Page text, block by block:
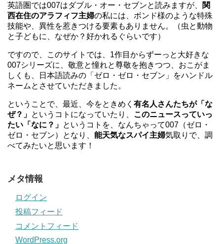
英語圏では007はダブル・オー・セブンと読みますが、
関
西在住のアラフィフ主婦の私には、ボンド様のような特殊
技能や、異性を惹きつける要素もありません。（虫と動物
と子どもに、なぜか？好かれるぐらいです）
ですので、このサイトでは、1作目からずーっと大好きな
007シリーズに、敬意と憧れと尊敬を抱きつつ、おこがま
しくも、日本語読みの「ゼロ・ゼロ・セブン」をハンドル
ネームとさせていただきました。
ということで、最近、今をときめく 有名人さんたちが「な
ぜ？」 というコトになっていたり、 このニュースっていっ
たい「なに？」 というコトを、なんちゃって007（ゼロ・
ゼロ・セブン）となり、 能天気なスパイ主婦気取りで、調
べてみたいと思います！
メタ情報
ログイン
投稿フィード
コメントフィード
WordPress.org